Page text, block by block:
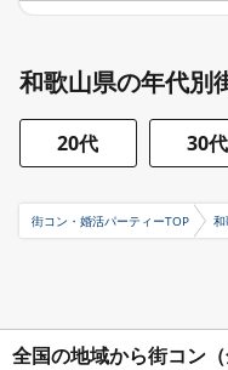
和歌山県の年代別
20代 30代
街コン・婚活パーティーTOP
全国の地域から街コン